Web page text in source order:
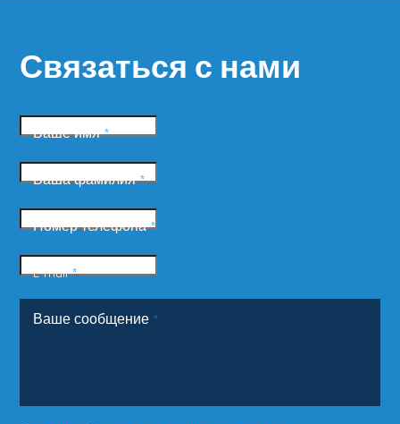
Связаться с нами
Ваше имя*
Ваша фамилия*
Номер телефона*
E-mail*
Ваше сообщение *